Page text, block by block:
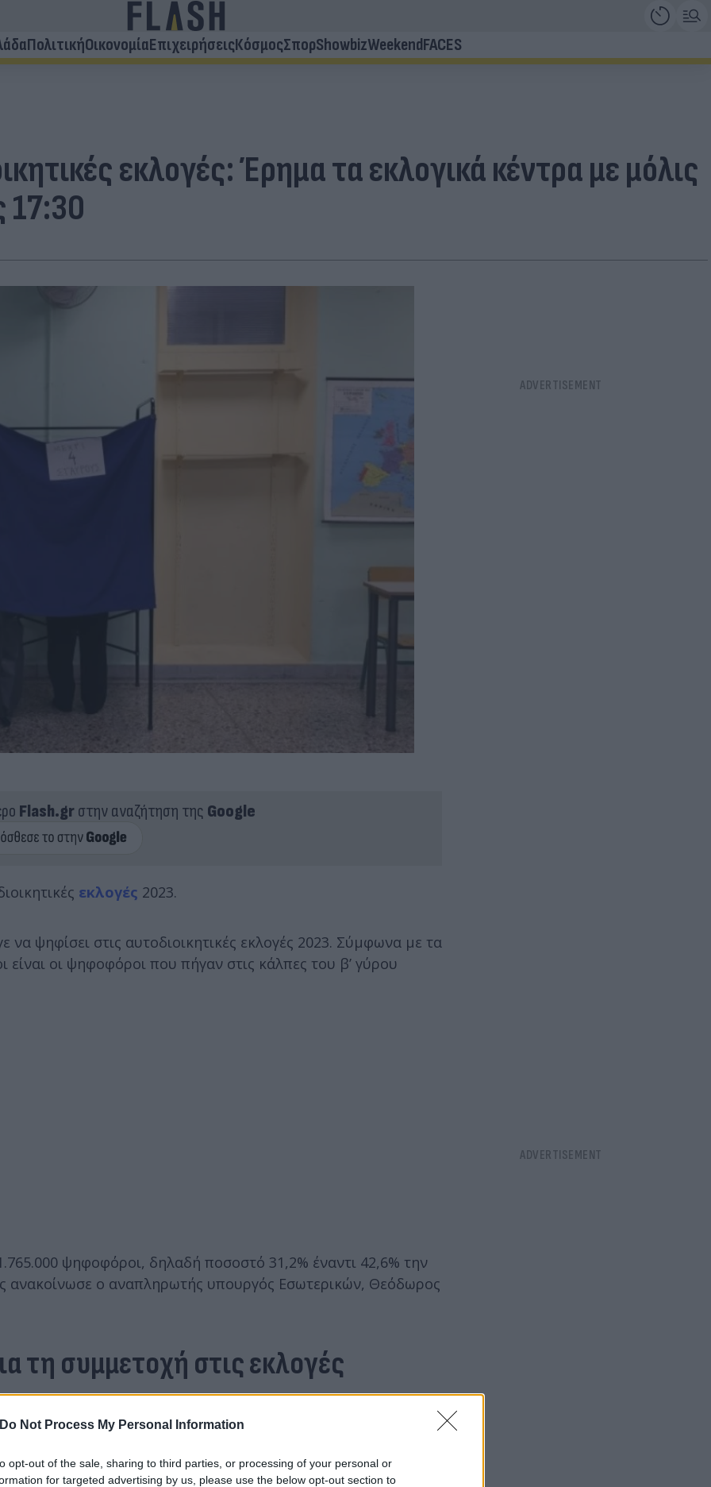
Do Not Process My Personal Information
opt-out of the sale, sharing to third parties, or processing of your personal or
for targeted advertising by us, please use the below opt-out section to
ΠολιτικήΟικονομίαΕπιχειρήσειςΚόσμοςΣπορShowbizWeekendFACES
εκλογές: Έρημα τα εκλογικά κέντρα με μόλις
17:30
Flash.grστην αναζήτηση της Google
εκλογές 2023.
ψηφίσει στις αυτοδιοικητικές εκλογές 2023. Σύμφωνα με τα
είναι οι ψηφοφόροι που πήγαν στις κάλπες του β’ γύρου
ψηφοφόροι, δηλαδή ποσοστό 31,2% έναντι 42,6% την
ανακοίνωσε ο αναπληρωτής υπουργός Εσωτερικών, Θεόδωρος
τη συμμετοχή στις εκλογές
συμμετοχής έχει φτάσει στο 30,1%.